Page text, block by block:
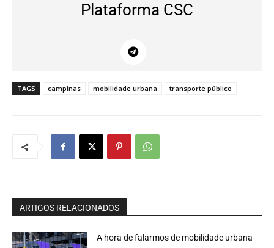
Plataforma CSC
TAGS campinas mobilidade urbana transporte público
ARTIGOS RELACIONADOS
A hora de falarmos de mobilidade urbana